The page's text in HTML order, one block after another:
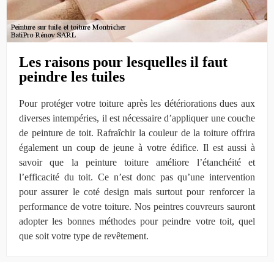
Les raisons pour lesquelles il faut
peindre les tuiles
Pour protéger votre toiture après les détériorations dues aux
diverses intempéries, il est nécessaire d’appliquer une couche
de peinture de toit. Rafraîchir la couleur de la toiture offrira
également un coup de jeune à votre édifice. Il est aussi à
savoir que la peinture toiture améliore l’étanchéité et
l’efficacité du toit. Ce n’est donc pas qu’une intervention
pour assurer le coté design mais surtout pour renforcer la
performance de votre toiture. Nos peintres couvreurs sauront
adopter les bonnes méthodes pour peindre votre toit, quel
que soit votre type de revêtement.